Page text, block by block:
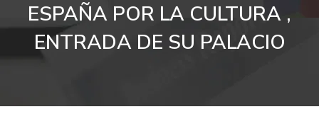
ESPAÑA POR LA CULTURA ,
ENTRADA DE SU PALACIO